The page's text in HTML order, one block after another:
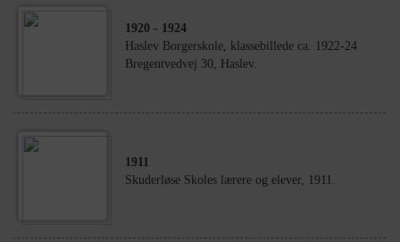
1920 - 1924
Haslev Borgerskole, klassebillede ca. 1922-24
Bregentvedvej 30, Haslev.
1911
Skuderløse Skoles lærere og elever, 1911.